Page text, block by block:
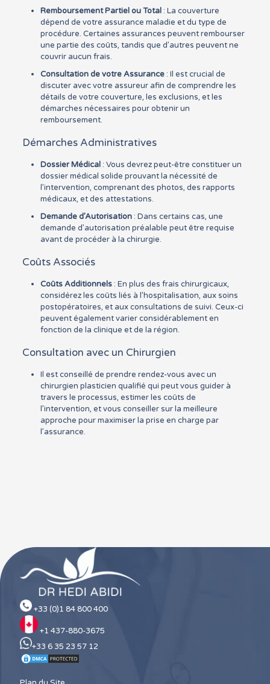
Remboursement Partiel ou Total: La couverture
dépend de votre assurance maladie et du type de
procédure. Certaines assurances peuvent rembourser
une partie des coûts, tandis que d’autres peuvent ne
couvrir aucun frais.
Consultation de votre Assurance: Il est crucial de
discuter avec votre assureur afin de comprendre les
détails de votre couverture, les exclusions, et les
démarches nécessaires pour obtenir un
remboursement.
Démarches Administratives
Dossier Médical: Vous devrez peut-être constituer un
dossier médical solide prouvant la nécessité de
l’intervention, comprenant des photos, des rapports
médicaux, et des attestations.
Demande d’Autorisation: Dans certains cas, une
demande d’autorisation préalable peut être requise
avant de procéder à la chirurgie.
Coûts Associés
Coûts Additionnels: En plus des frais chirurgicaux,
considérez les coûts liés à l’hospitalisation, aux soins
postopératoires, et aux consultations de suivi. Ceux-ci
peuvent également varier considérablement en
fonction de la clinique et de la région.
Consultation avec un Chirurgien
Il est conseillé de prendre rendez-vous avec un
chirurgien plasticien qualifié qui peut vous guider à
travers le processus, estimer les coûts de
l’intervention, et vous conseiller sur la meilleure
approche pour maximiser la prise en charge par
l’assurance.
+33 (0)1 84 800 400
+1 437-880-3675
+33 6 35 23 57 12